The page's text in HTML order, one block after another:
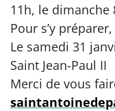
11h, le dimanche
Pour s’y
Le samedi 31
Saint Jean-Paul II
Merci de vous